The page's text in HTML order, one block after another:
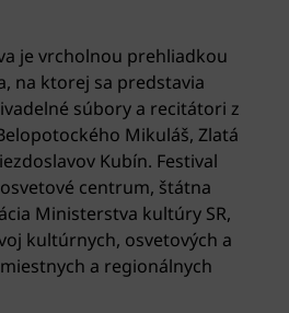
je vrcholnou prehliadkou
na ktorej sa predstavia
súbory a recitátori z
Mikuláš, Zlatá
Kubín. Festival
centrum, štátna
Ministerstva kultúry SR,
kultúrnych, osvetových a
a regionálnych